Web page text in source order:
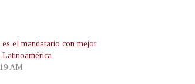
el mandatario con mejor
Latinoamérica
AM